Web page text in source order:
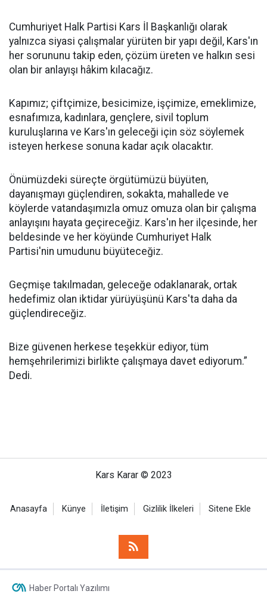
Cumhuriyet Halk Partisi Kars İl Başkanlığı olarak
yalnızca siyasi çalışmalar yürüten bir yapı değil, Kars'ın
her sorununu takip eden, çözüm üreten ve halkın sesi
olan bir anlayışı hâkim kılacağız.
Kapımız; çiftçimize, besicimize, işçimize, emeklimize,
esnafımıza, kadınlara, gençlere, sivil toplum
kuruluşlarına ve Kars'ın geleceği için söz söylemek
isteyen herkese sonuna kadar açık olacaktır.
Önümüzdeki süreçte örgütümüzü büyüten,
dayanışmayı güçlendiren, sokakta, mahallede ve
köylerde vatandaşımızla omuz omuza olan bir çalışma
anlayışını hayata geçireceğiz. Kars'ın her ilçesinde, her
beldesinde ve her köyünde Cumhuriyet Halk
Partisi'nin umudunu büyüteceğiz.
Geçmişe takılmadan, geleceğe odaklanarak, ortak
hedefimiz olan iktidar yürüyüşünü Kars'ta daha da
güçlendireceğiz.
Bize güvenen herkese teşekkür ediyor, tüm
hemşehrilerimizi birlikte çalışmaya davet ediyorum.”
Dedi.
Kars Karar © 2023
Anasayfa Künye İletişim Gizlilik İlkeleri Sitene Ekle
Haber Portalı Yazılımı